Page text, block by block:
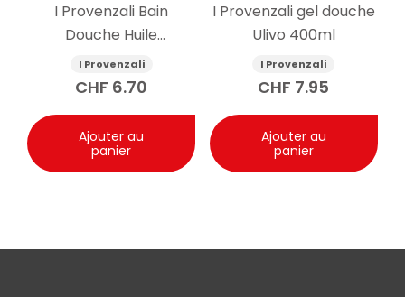
I Provenzali Bain
Douche Huile
d’Amande Douce
400ml
I Provenzali
CHF 6.70
Ajouter au
panier
I Provenzali gel douche
Ulivo 400ml
I Provenzali
CHF 7.95
Ajouter au
panier